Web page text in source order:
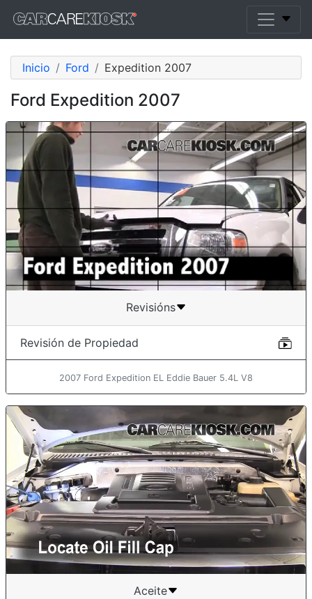
Inicio Ford Expedition 2007
Ford Expedition 2007
Revisións
Revisión de Propiedad
2007 Ford Expedition EL Eddie Bauer 5.4L V8
Aceite